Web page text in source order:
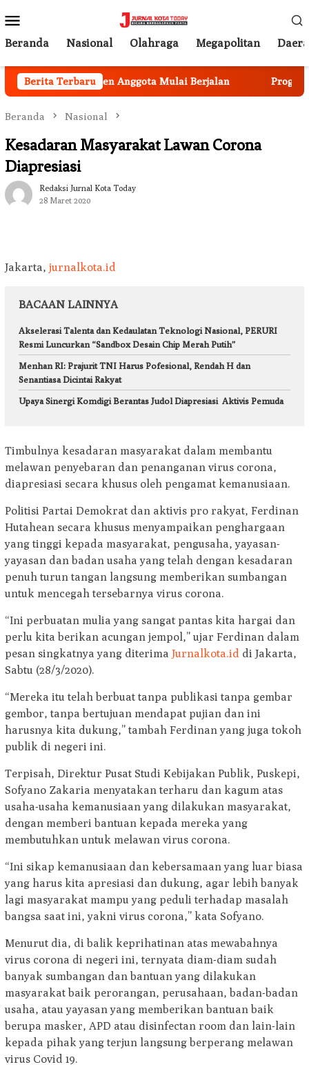
ke
kontenMobile
Beranda Nasional Olahraga Megapolitan
Berita Terbaru
Rekrutmen Anggota Mulai Berjalan Program
Beranda Nasional
Kesadaran Masyarakat Lawan Corona
Diapresiasi
Redaksi Jurnal Kota Today
28 Maret 2020
Jakarta, jurnalkota.id
BACAAN LAINNYA
Akselerasi Talenta dan Kedaulatan Teknologi Nasional, PERURI
Resmi Luncurkan “Sandbox Desain Chip Merah Putih”
Menhan RI: Prajurit TNI Harus Pofesional, Rendah H dan
Senantiasa Dicintai Rakyat
Upaya Sinergi Komdigi Berantas Judol Diapresiasi Aktivis Pemuda
Timbulnya kesadaran masyarakat dalam membantu
melawan penyebaran dan penanganan virus corona,
diapresiasi secara khusus oleh pengamat kemanusiaan.
Politisi Partai Demokrat dan aktivis pro rakyat, Ferdinan
Hutahean secara khusus menyampaikan penghargaan
yang tinggi kepada masyarakat, pengusaha, yayasan-
yayasan dan badan usaha yang telah dengan kesadaran
penuh turun tangan langsung memberikan sumbangan
untuk mencegah tersebarnya virus corona.
“Ini perbuatan mulia yang sangat pantas kita hargai dan
perlu kita berikan acungan jempol,” ujar Ferdinan dalam
pesan singkatnya yang diterima Jurnalkota.id di Jakarta,
Sabtu (28/3/2020).
“Mereka itu telah berbuat tanpa publikasi tanpa gembar
gembor, tanpa bertujuan mendapat pujian dan ini
harusnya kita dukung,” tambah Ferdinan yang juga tokoh
publik di negeri ini.
Terpisah, Direktur Pusat Studi Kebijakan Publik, Puskepi,
Sofyano Zakaria menyatakan terharu dan kagum atas
usaha-usaha kemanusiaan yang dilakukan masyarakat,
dengan memberi bantuan kepada mereka yang
membutuhkan untuk melawan virus corona.
“Ini sikap kemanusiaan dan kebersamaan yang luar biasa
yang harus kita apresiasi dan dukung, agar lebih banyak
lagi masyarakat mampu yang peduli terhadap masalah
bangsa saat ini, yakni virus corona,” kata Sofyano.
Menurut dia, di balik keprihatinan atas mewabahnya
virus corona di negeri ini, ternyata diam-diam sudah
banyak sumbangan dan bantuan yang dilakukan
masyarakat baik perorangan, perusahaan, badan-badan
usaha, atau yayasan yang memberikan bantuan baik
berupa masker, APD atau disinfectan room dan lain-lain
kepada pihak yang terjun langsung berperang melawan
virus Covid 19.